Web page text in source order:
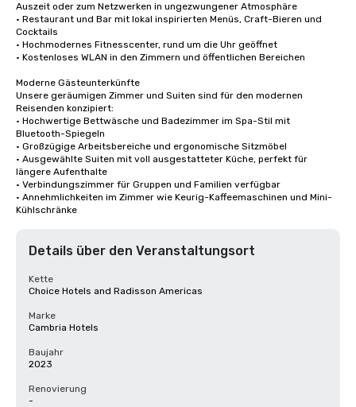
Auszeit oder zum Netzwerken in ungezwungener Atmosphäre
• Restaurant und Bar mit lokal inspirierten Menüs, Craft-Bieren und
Cocktails
• Hochmodernes Fitnesscenter, rund um die Uhr geöffnet
• Kostenloses WLAN in den Zimmern und öffentlichen Bereichen
Moderne Gästeunterkünfte
Unsere geräumigen Zimmer und Suiten sind für den modernen
Reisenden konzipiert:
• Hochwertige Bettwäsche und Badezimmer im Spa-Stil mit
Bluetooth-Spiegeln
• Großzügige Arbeitsbereiche und ergonomische Sitzmöbel
• Ausgewählte Suiten mit voll ausgestatteter Küche, perfekt für
längere Aufenthalte
• Verbindungszimmer für Gruppen und Familien verfügbar
• Annehmlichkeiten im Zimmer wie Keurig-Kaffeemaschinen und Mini-
Kühlschränke
Details über den Veranstaltungsort
Kette
Choice Hotels and Radisson Americas
Marke
Cambria Hotels
Baujahr
2023
Renovierung
-